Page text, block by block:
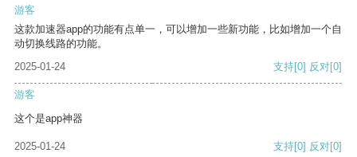
游客
这款加速器app的功能有点单一，可以增加一些新功能，比如增加一个自
动切换线路的功能。
2025-01-24
支持[0] 反对[0]
游客
这个是app神器
2025-01-24 支持[0] 反对[0]